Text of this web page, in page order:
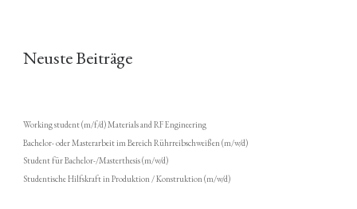
Neuste Beiträge
Working student (m/f/d) Materials and RF Engineering
Bachelor- oder Masterarbeit im Bereich Rührreibschweißen (m/w/d)
Student für Bachelor-/Masterthesis (m/w/d)
Studentische Hilfskraft in Produktion / Konstruktion (m/w/d)